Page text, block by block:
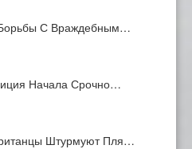
С Враждебным…
Начала Срочно…
Штурмуют Пля…